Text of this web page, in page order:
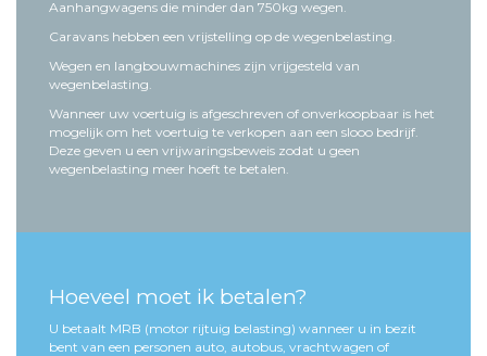
Aanhangwagens die minder dan 750kg wegen.
Caravans hebben een vrijstelling op de wegenbelasting.
Wegen en langbouwmachines zijn vrijgesteld van
wegenbelasting.
Wanneer uw voertuig is afgeschreven of onverkoopbaar is het
mogelijk om het voertuig te verkopen aan een slooo bedrijf.
Deze geven u een vrijwaringsbeweis zodat u geen
wegenbelasting meer hoeft te betalen.
Hoeveel moet ik betalen?
U betaalt MRB (motor rijtuig belasting) wanneer u in bezit
bent van een personen auto, autobus, vrachtwagen of